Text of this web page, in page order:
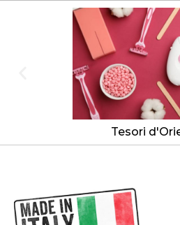
Tesori